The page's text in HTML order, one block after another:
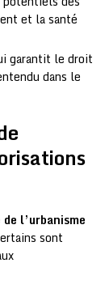
et la santé
garantit le droit
dans le
de l’urbanisme
sont